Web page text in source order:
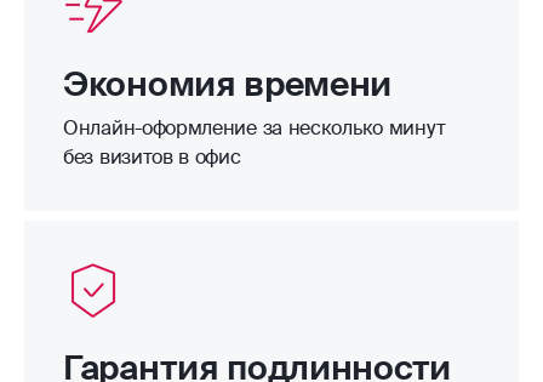
Экономия времени
Онлайн-оформление за несколько минут
без визитов в офис
Гарантия подлинности